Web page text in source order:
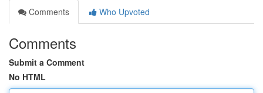
Comments
Who Upvoted
Comments
Submit a Comment
No HTML